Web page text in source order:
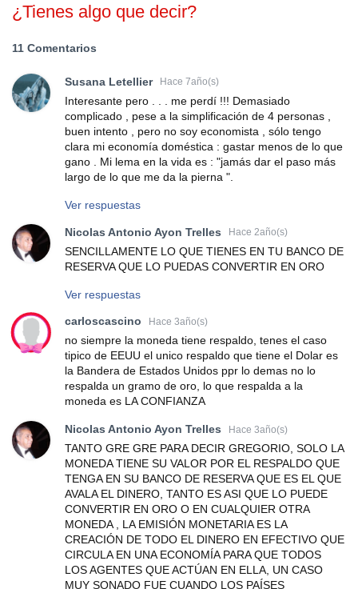
¿Tienes algo que decir?
11 Comentarios
Susana Letellier Hace 7año(s)
Interesante pero . . . me perdí !!! Demasiado
complicado , pese a la simplificación de 4 personas ,
buen intento , pero no soy economista , sólo tengo
clara mi economía doméstica : gastar menos de lo que
gano . Mi lema en la vida es : "jamás dar el paso más
largo de lo que me da la pierna ".
Ver respuestas
Nicolas Antonio Ayon Trelles Hace 2año(s)
SENCILLAMENTE LO QUE TIENES EN TU BANCO DE
RESERVA QUE LO PUEDAS CONVERTIR EN ORO
Ver respuestas
carloscascino Hace 3año(s)
no siempre la moneda tiene respaldo, tenes el caso
tipico de EEUU el unico respaldo que tiene el Dolar es
la Bandera de Estados Unidos ppr lo demas no lo
respalda un gramo de oro, lo que respalda a la
moneda es LA CONFIANZA
Nicolas Antonio Ayon Trelles Hace 3año(s)
TANTO GRE GRE PARA DECIR GREGORIO, SOLO LA
MONEDA TIENE SU VALOR POR EL RESPALDO QUE
TENGA EN SU BANCO DE RESERVA QUE ES EL QUE
AVALA EL DINERO, TANTO ES ASI QUE LO PUEDE
CONVERTIR EN ORO O EN CUALQUIER OTRA
MONEDA , LA EMISIÓN MONETARIA ES LA
CREACIÓN DE TODO EL DINERO EN EFECTIVO QUE
CIRCULA EN UNA ECONOMÍA PARA QUE TODOS
LOS AGENTES QUE ACTÚAN EN ELLA, UN CASO
MUY SONADO FUE CUANDO LOS PAÍSES